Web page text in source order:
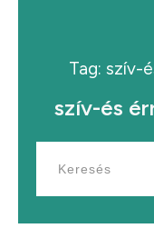
Tag: szív-
szív-és